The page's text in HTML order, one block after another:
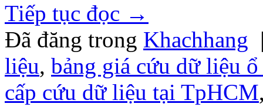
Tiếp tục đọc →
Đã đăng trong Khachhang
liệu, bảng giá cứu dữ liệu
cấp cứu dữ liệu tại TpHCM